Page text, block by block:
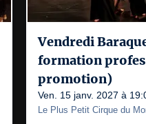
Vendredi
formation
promotion)
Ven. 15 janv. 2027 à
Le Plus Petit Cirque du